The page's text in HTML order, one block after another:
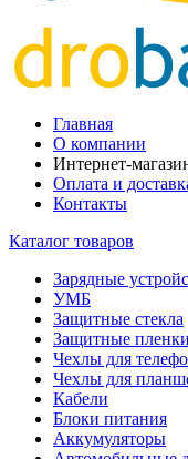
Главная
О компании
Интернет-
Оплата и
Контакты
Каталог товаров
Зарядные
УМБ
Защитные стекла
Защитные пленки
Чехлы для
Чехлы для
Кабели
Блоки питания
Аккумуляторы